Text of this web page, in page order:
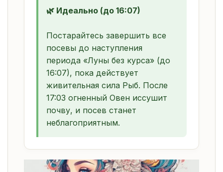
🌿 Идеально (до 16:07)
Постарайтесь завершить все
посевы до наступления
периода «Луны без курса» (до
16:07), пока действует
живительная сила Рыб. После
17:03 огненный Овен иссушит
почву, и посев станет
неблагоприятным.